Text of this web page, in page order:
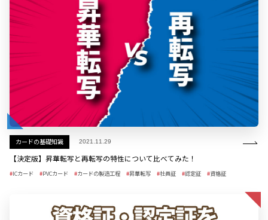
カードの基礎知識 2021.11.29
【決定版】昇華転写と再転写の特性について比べてみた！
ICカード PVCカード カードの製造工程 昇華転写 社員証 認定証 資格証